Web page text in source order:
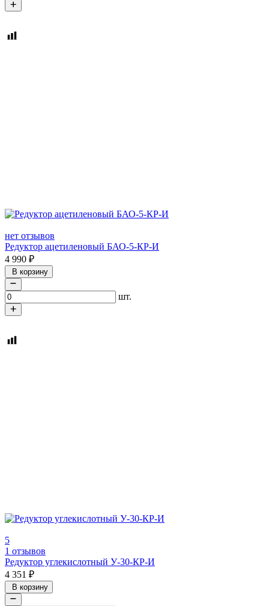
нет отзывов
Редуктор ацетиленовый БАО-5-КР-И
4 990 ₽
В корзину
шт.
5
1 отзывов
Редуктор углекислотный У-30-КР-И
4 351 ₽
В корзину